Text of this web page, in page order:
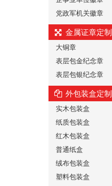
党政军机关徽章
金属证章定制
大铜章
表层包金纪念章
表层包银纪念章
外包装盒定制
实木包装盒
纸质包装盒
红木包装盒
普通纸盒
绒布包装盒
塑料包装盒